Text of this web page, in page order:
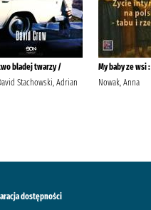
bladej twarzy /
Stachowski, Adrian
My baby ze wsi :
Nowak, Anna
dostępności